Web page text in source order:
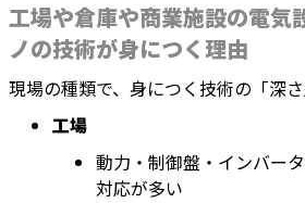
工場や倉庫や商業施設の電気
ノの技術が身につく理由
現場の種類で、身につく技術の「深さ
工場
動力・制御盤・インバー
対応が多い